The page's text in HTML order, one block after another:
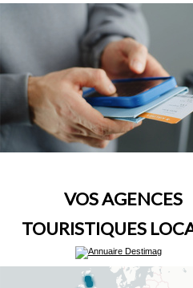
VOS AGENCES
TOURISTIQUES